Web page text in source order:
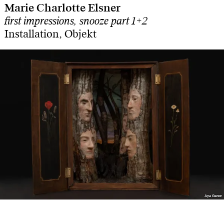
Marie Charlotte Elsner
first impressions, snooze part 1+2
Installation, Objekt
Aya Ganor
Aya Ganor